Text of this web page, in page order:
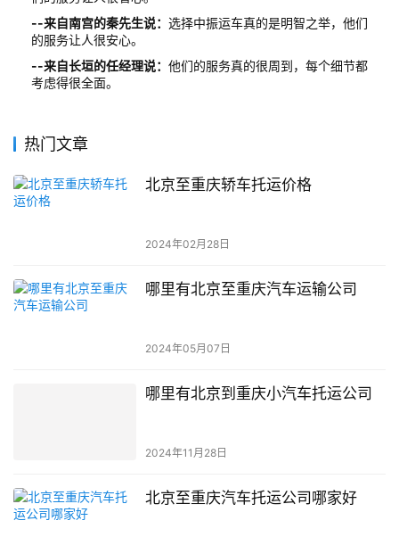
--来自南宫的秦先生说： 选择中振运车真的是明智之举，他们
的服务让人很安心。
--来自长垣的任经理说： 他们的服务真的很周到，每个细节都
考虑得很全面。
热门文章
北京至重庆轿车托运价格
2024年02月28日
哪里有北京至重庆汽车运输公司
2024年05月07日
哪里有北京到重庆小汽车托运公司
2024年11月28日
北京至重庆汽车托运公司哪家好